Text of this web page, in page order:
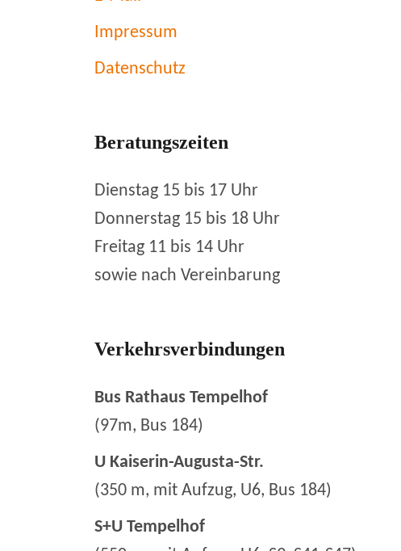
Impressum
Datenschutz
Beratungszeiten
Dienstag 15 bis 17 Uhr
Donnerstag 15 bis 18 Uhr
Freitag 11 bis 14 Uhr
sowie nach Vereinbarung
Verkehrsverbindungen
Bus Rathaus Tempelhof
(97m, Bus 184)
U Kaiserin-Augusta-Str.
(350 m, mit Aufzug, U6, Bus 184)
S+U Tempelhof